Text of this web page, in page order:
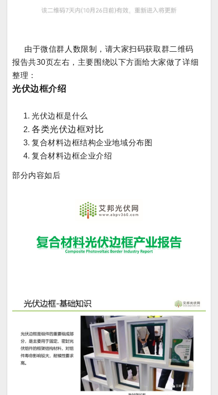
由于微信群人数限制，请大家扫码获取群二维码
报告共30页左右，主要围绕以下方面给大家做了详细
整理：
光伏边框介绍
光伏边框是什么
各类光伏边框对比
复合材料边框结构企业地域分布图
复合材料边框企业介绍
部分内容如后